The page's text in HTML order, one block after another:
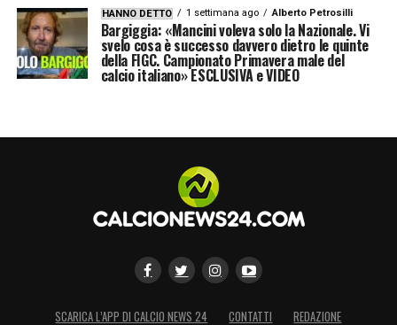
Coll. Match Analysis: Giuseppe Maiuri
LA PLAYLIST DELLE NOSTRE TOP NEWS
HANNO DETTO 1 settimana ago Alberto Petrosilli
Bargiggia: «Mancini voleva solo la Nazionale. Vi
svelo cosa è successo davvero dietro le quinte
della FIGC. Campionato Primavera male del
calcio italiano» ESCLUSIVA e VIDEO
SCARICA L’APP DI CALCIO NEWS 24 CONTATTI REDAZIONE